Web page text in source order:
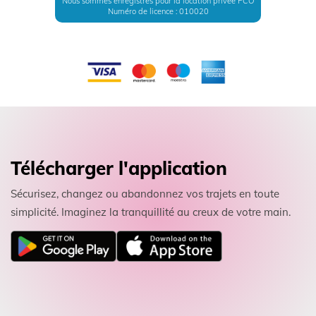
Numéro de licence : 010020
Télécharger l'application
Sécurisez, changez ou abandonnez vos trajets en toute
simplicité. Imaginez la tranquillité au creux de votre main.